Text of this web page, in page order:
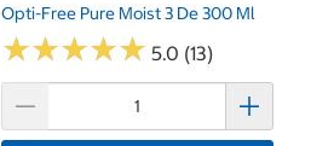
Opti-Free Pure Moist 3 De 300 Ml
★★★★★
★★★★★ 5.0 (13)